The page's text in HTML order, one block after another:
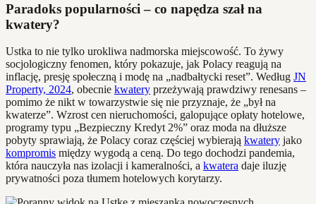
Paradoks popularności – co napędza szał na
kwatery?
Ustka to nie tylko urokliwa nadmorska miejscowość. To żywy
socjologiczny fenomen, który pokazuje, jak Polacy reagują na
inflację, presję społeczną i modę na „nadbałtycki reset”. Według JN
Property, 2024, obecnie kwatery przeżywają prawdziwy renesans –
pomimo że nikt w towarzystwie się nie przyznaje, że „był na
kwaterze”. Wzrost cen nieruchomości, galopujące opłaty hotelowe,
programy typu „Bezpieczny Kredyt 2%” oraz moda na dłuższe
pobyty sprawiają, że Polacy coraz częściej wybierają kwatery jako
kompromis między wygodą a ceną. Do tego dochodzi pandemia,
która nauczyła nas izolacji i kameralności, a kwatera daje iluzję
prywatności poza tłumem hotelowych korytarzy.